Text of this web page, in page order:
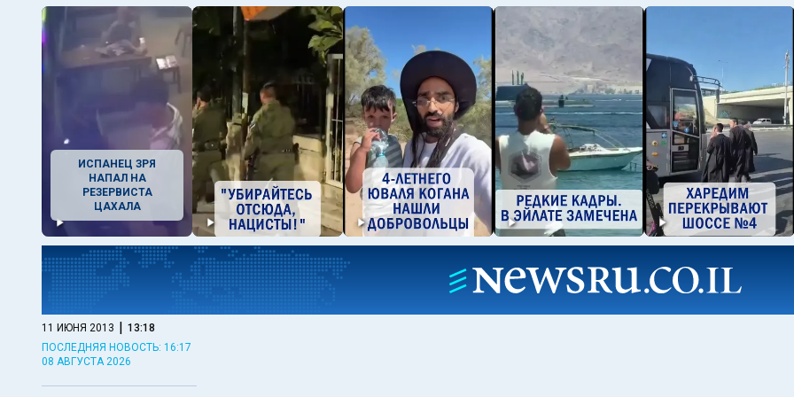
ИСПАНЕЦ ЗРЯ
НАПАЛ НА
РЕЗЕРВИСТА
ЦАХАЛА
11 ИЮНЯ 2013 | 13:18
ПОСЛЕДНЯЯ НОВОСТЬ: 16:17
08 АВГУСТА 2026